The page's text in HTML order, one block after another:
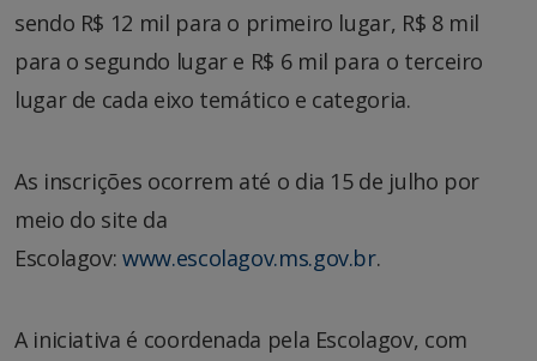
sendo R$ 12 mil para o primeiro lugar, R$ 8 mil
para o segundo lugar e R$ 6 mil para o terceiro
lugar de cada eixo temático e categoria.
As inscrições ocorrem até o dia 15 de julho por
meio do site da
Escolagov:www.escolagov.ms.gov.br.
A iniciativa é coordenada pela Escolagov, com